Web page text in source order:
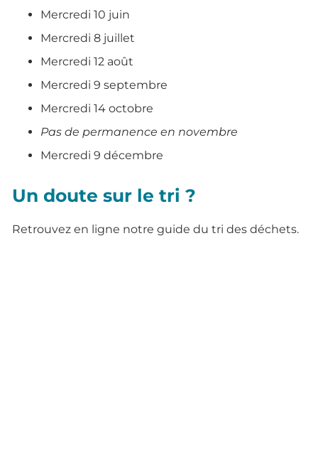
Mercredi 10 juin
Mercredi 8 juillet
Mercredi 12 août
Mercredi 9 septembre
Mercredi 14 octobre
Pas de permanence en novembre
Mercredi 9 décembre
Un doute sur le tri ?
Retrouvez en ligne notre guide du tri des déchets.